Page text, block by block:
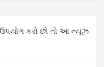
ઉપયોગ કરો છો તો આ ન્યૂઝ